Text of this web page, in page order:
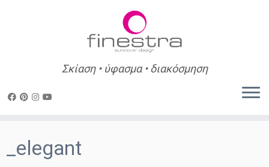
content
Σκίαση • ύφασμα • διακόσμηση
_elegant